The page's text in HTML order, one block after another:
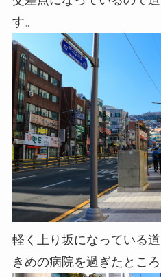
す。
軽く上り坂になっている
きめの病院を過ぎたとこ